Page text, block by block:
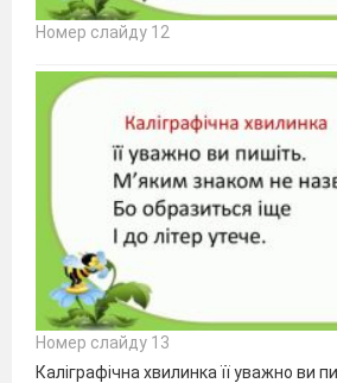
Номер слайду 12
Номер слайду 13
Каліграфічна хвилинка її уважно ви